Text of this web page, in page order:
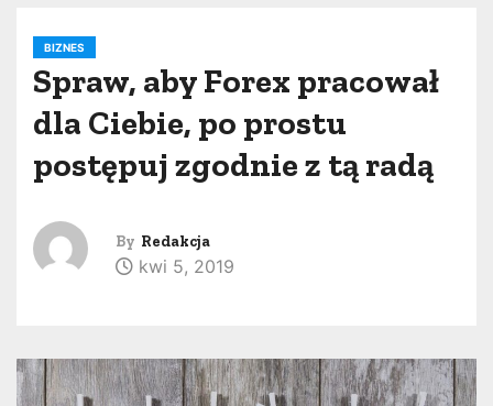
BIZNES
Spraw, aby Forex pracował
dla Ciebie, po prostu
postępuj zgodnie z tą radą
By Redakcja
kwi 5, 2019